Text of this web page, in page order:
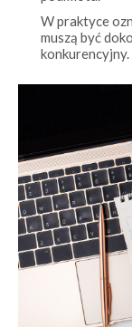
muszą być
konkurencyjny.